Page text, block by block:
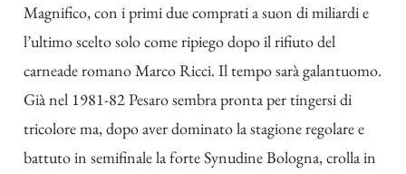
Magnifico, con i primi due comprati a suon di miliardi e
l’ultimo scelto solo come ripiego dopo il rifiuto del
carneade romano Marco Ricci. Il tempo sarà galantuomo.
Già nel 1981-82 Pesaro sembra pronta per tingersi di
tricolore ma, dopo aver dominato la stagione regolare e
battuto in semifinale la forte Synudine Bologna, crolla in